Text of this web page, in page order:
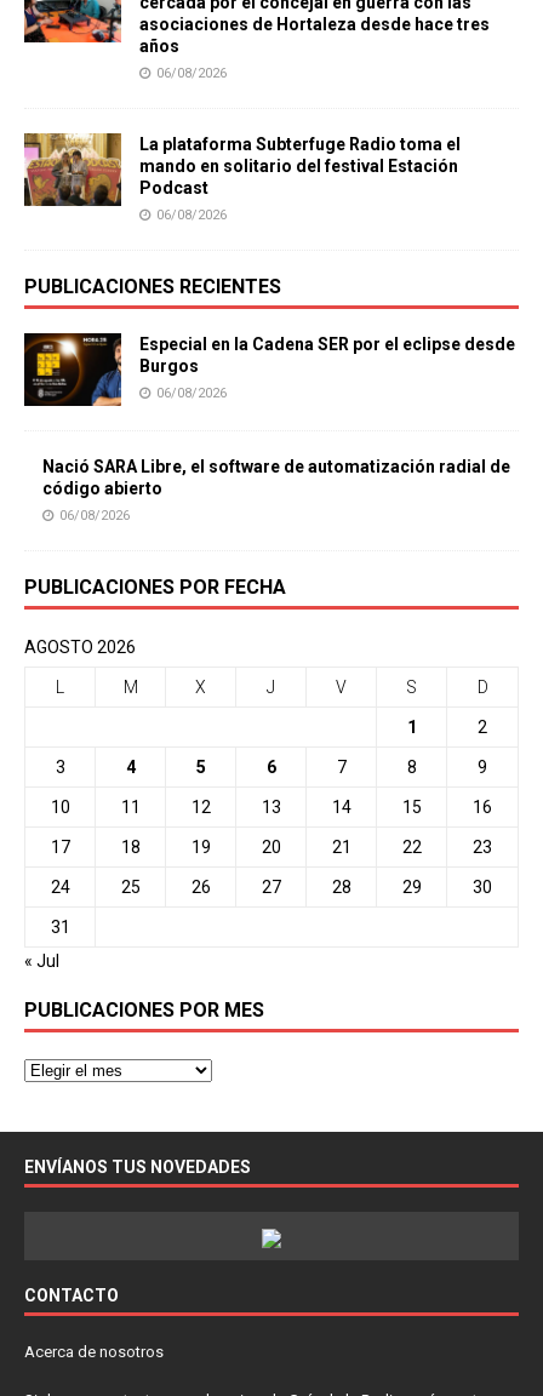
asociaciones de Hortaleza desde hace tres
años
06/08/2026
La plataforma Subterfuge Radio toma el
mando en solitario del festival Estación
Podcast
06/08/2026
PUBLICACIONES RECIENTES
Especial en la Cadena SER por el eclipse desde
Burgos
06/08/2026
Nació SARA Libre, el software de automatización radial de
código abierto
06/08/2026
PUBLICACIONES POR FECHA
AGOSTO 2026
M X J V S D
1 2
3 4 5 6 7 8 9
10 11 12 13 14 15 16
17 18 19 20 21 22 23
24 25 26 27 28 29 30
31
« Jul
PUBLICACIONES POR MES
ENVÍANOS TUS NOVEDADES
CONTACTO
Acerca de nosotros